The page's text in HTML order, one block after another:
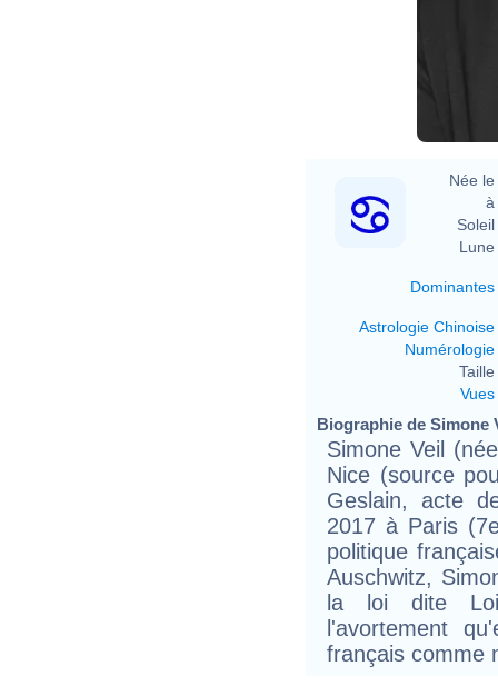
Née le
à
Soleil
Lune
Dominantes
Astrologie Chinoise
Numérologie
Taille
Vues
Biographie de Simone
Simone Veil
Nice (source
Geslain, acte
2017 à Paris
politique
Auschwitz,
la loi dite Loi
l'avortement
français comme